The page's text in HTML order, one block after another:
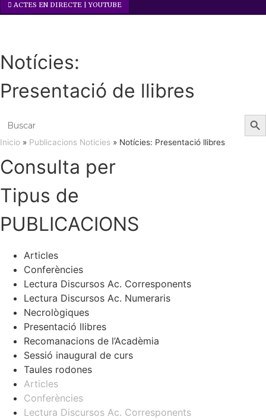
ACTES EN DIRECTE | YOUTUBE
Notícies:
Presentació de llibres
Search
for:
Inicio » Publicacions Noticies » Notícies: Presentació llibres
Consulta per
Tipus de
PUBLICACIONS
Articles
Conferències
Lectura Discursos Ac. Corresponents
Lectura Discursos Ac. Numeraris
Necrològiques
Presentació llibres
Recomanacions de l’Acadèmia
Sessió inaugural de curs
Taules rodones
Articles
Conferències
Lectura Discursos Ac. Corresponents